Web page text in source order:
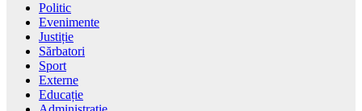
Politic
Evenimente
Justiție
Sărbatori
Sport
Externe
Educație